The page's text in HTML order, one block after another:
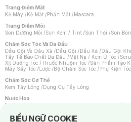
Trang Điểm Mắt
Kẻ Mày /Kẻ Mắt /Phấn Mắt /Mascara
Trang Điểm Môi
Son Dưỡng Môi /Son Kem / Tint /Son Thỏi /Son
Chăm Sóc Tóc Và Da Đầu
Dầu Gội Và Dầu Xả /Dầu Gội /Dầu Xả /Dầu Gội
Tẩy Tế Bào Chết Da Đầu /Mặt Nạ / Kem Ủ Tóc /
Xịt Dưỡng Tóc /Thuốc Nhuộm Tóc /Sản Phẩm Tạo
Máy Sấy Tóc /Lược /Bộ Chăm Sóc Tóc /Phụ Kiện Tóc
Chăm Sóc Cơ Thể
Kem Tẩy Lông /Dụng Cụ Tẩy Lông
Nước Hoa
Nước Hoa Nữ
BIỂU NGỮ COOKIE
Notice about cookies usage